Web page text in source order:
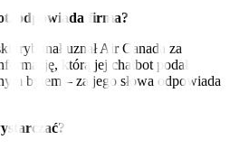
odpowiada firma?
trybunał uznał Air Canada za
którą jej chatbot podał
bytem – za jego słowa odpowiada